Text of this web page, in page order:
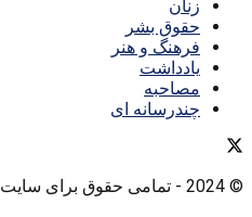
زنان
حقوق بشر
فرهنگ و هنر
یادداشت
مصاحبه
چندرسانه ای
© 2024 - تمامی حقوق برای سایت